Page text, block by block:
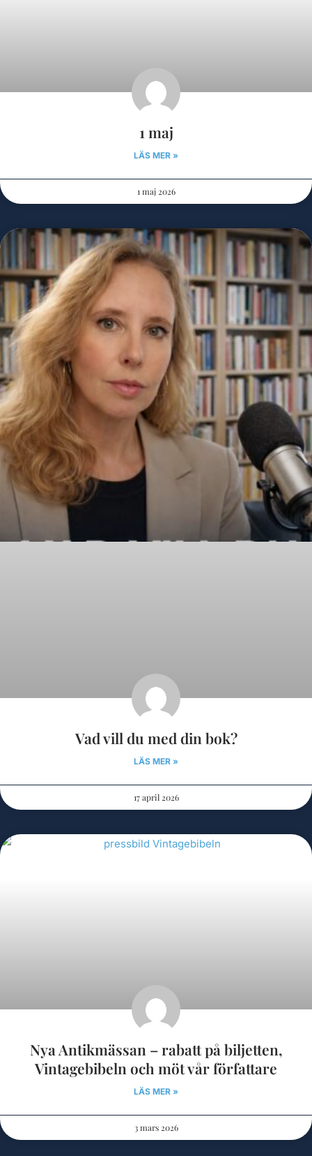
1 maj
LÄS MER »
1 maj 2026
Vad vill du med din bok?
LÄS MER »
17 april 2026
Nya Antikmässan – rabatt på biljetten,
Vintagebibeln och möt vår författare
LÄS MER »
3 mars 2026